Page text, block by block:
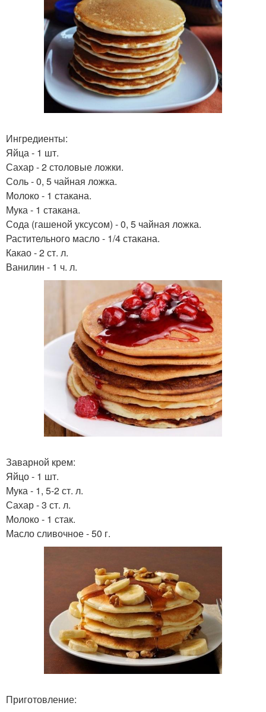
Ингредиенты:
Яйца - 1 шт.
Сахар - 2 столовые ложки.
Соль - 0, 5 чайная ложка.
Молоко - 1 стакана.
Мука - 1 стакана.
Сода (гашеной уксусом) - 0, 5 чайная ложка.
Растительного масло - 1/4 стакана.
Какао - 2 ст. л.
Ванилин - 1 ч. л.
Заварной крем:
Яйцо - 1 шт.
Мука - 1, 5-2 ст. л.
Сахар - 3 ст. л.
Молоко - 1 стак.
Масло сливочное - 50 г.
Приготовление: